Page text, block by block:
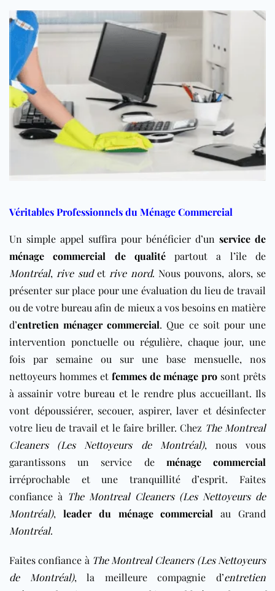
Véritables Professionnels du Ménage Commercial
Un simple appel suffira pour bénéficier d’un service de
ménage commercial de qualitépartout a l’île de
Montréal, rive sudet rive nord. Nous pouvons, alors, se
présenter sur place pour une évaluation du lieu de travail
ou de votrebureau afin de mieux a vos besoins en matière
d’entretien ménager commercial. Que ce soit pour une
intervention ponctuelle ou régulière, chaque jour, une
fois par semaine ou sur une base mensuelle, nos
nettoyeurs hommes et femmes de ménage pro sont prêts
à assainir votrebureau et le rendre plus accueillant. Ils
vont dépoussiérer, secouer, aspirer, laver et désinfecter
votre lieu de travail et le faire briller. Chez The Montreal
Cleaners (Les Nettoyeurs de Montréal), nous vous
garantissons un service de ménage commercial
irréprochable et une tranquillité d’esprit. Faites
confiance à The Montreal Cleaners (Les Nettoyeurs de
Montréal), leader du ménage commercial au Grand
Montréal.
Faites confiance à The Montreal Cleaners (Les Nettoyeurs
de Montréal), la meilleure compagnie d’entretien